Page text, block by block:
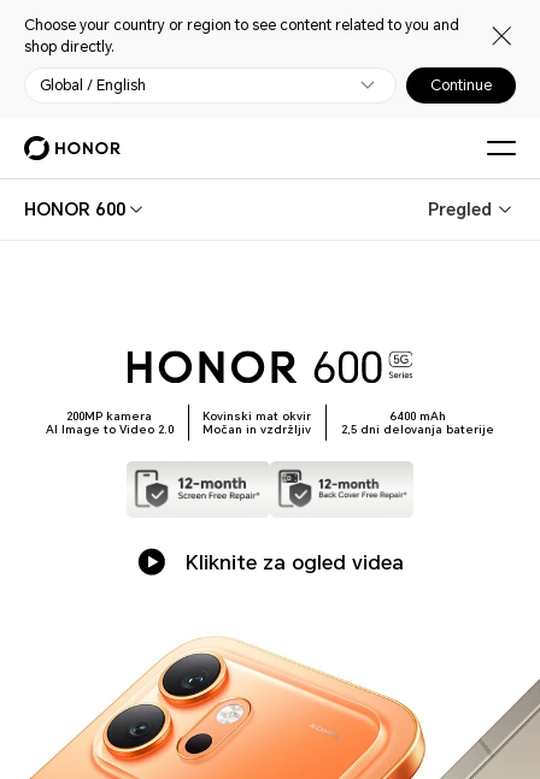
Choose your country or region to see content related to you and
shop directly.
Global / English Continue
HONOR 600 Pregled
200MP kamera
AI Image to Video 2.0
Kovinski mat okvir
Močan in vzdržljiv
6400 mAh
2,5 dni delovanja baterije
Kliknite za ogled videa